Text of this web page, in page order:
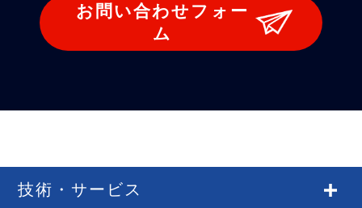
お問い合わせフォー
ム
技術・サービス